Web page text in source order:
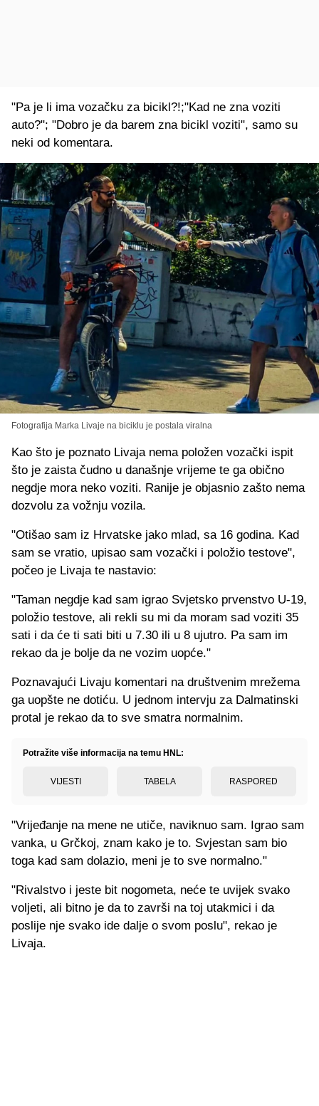
"Pa je li ima vozačku za bicikl?!;"Kad ne zna voziti
auto?"; "Dobro je da barem zna bicikl voziti", samo su
neki od komentara.
Fotografija Marka Livaje na biciklu je postala viralna
Kao što je poznato Livaja nema položen vozački ispit
što je zaista čudno u današnje vrijeme te ga obično
negdje mora neko voziti. Ranije je objasnio zašto nema
dozvolu za vožnju vozila.
"Otišao sam iz Hrvatske jako mlad, sa 16 godina. Kad
sam se vratio, upisao sam vozački i položio testove",
počeo je Livaja te nastavio:
"Taman negdje kad sam igrao Svjetsko prvenstvo U-19,
položio testove, ali rekli su mi da moram sad voziti 35
sati i da će ti sati biti u 7.30 ili u 8 ujutro. Pa sam im
rekao da je bolje da ne vozim uopće."
Poznavajući Livaju komentari na društvenim mrežema
ga uopšte ne dotiću. U jednom intervju za Dalmatinski
protal je rekao da to sve smatra normalnim.
Potražite više informacija na temu HNL:
VIJESTI TABELA RASPORED
"Vrijeđanje na mene ne utiče, naviknuo sam. Igrao sam
vanka, u Grčkoj, znam kako je to. Svjestan sam bio
toga kad sam dolazio, meni je to sve normalno."
"Rivalstvo i jeste bit nogometa, neće te uvijek svako
voljeti, ali bitno je da to završi na toj utakmici i da
poslije nje svako ide dalje o svom poslu", rekao je
Livaja.